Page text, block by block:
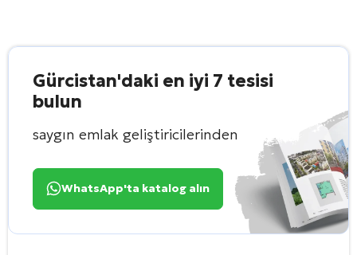
Gürcistan'daki en iyi 7 tesisi
bulun
saygın emlak geliştiricilerinden
WhatsApp'ta katalog alın